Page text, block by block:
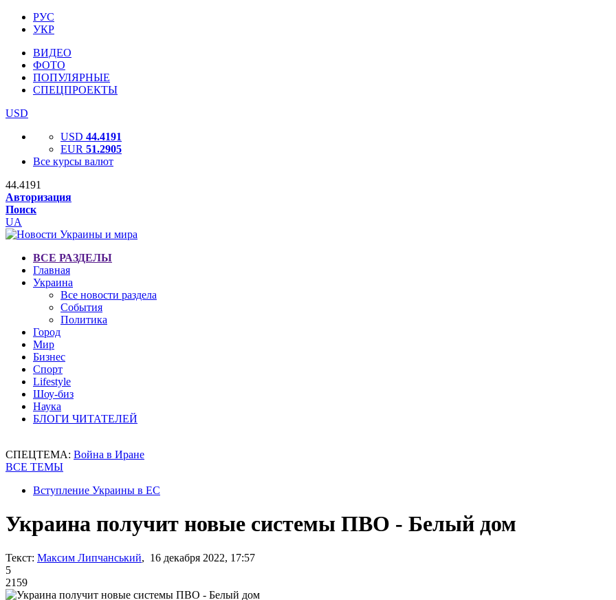
РУС
УКР
ВИДЕО
ФОТО
ПОПУЛЯРНЫЕ
СПЕЦПРОЕКТЫ
USD
USD 44.4191
EUR 51.2905
Все курсы валют
44.4191
Авторизация
Поиск
UA
ВСЕ РАЗДЕЛЫ
Главная
Украина
Все новости раздела
События
Политика
Город
Мир
Бизнес
Спорт
Lifestyle
Шоу-биз
Наука
БЛОГИ ЧИТАТЕЛЕЙ
СПЕЦТЕМА: Война в Иране
ВСЕ ТЕМЫ
Вступление Украины в ЕС
Украина получит новые системы ПВО - Белый дом
Текст: Максим Липчанський, 16 декабря 2022, 17:57
5
2159